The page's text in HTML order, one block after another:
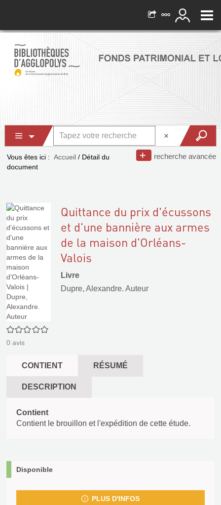
recherche avancée
Vous êtes ici : Accueil / Détail du
document
0/5
0 avis
Quittance du prix d'écussons
et d'une bannière aux armes
de la maison d'Orléans-
Valois
Livre
Dupre, Alexandre. Auteur
CONTIENT RÉSUMÉ
DESCRIPTION
Contient
Contient le brouillon et l'expédition de cette étude.
Disponible
PLUS D'INFOS